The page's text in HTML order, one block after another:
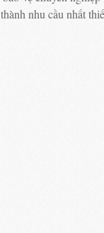
nhu cầu nhất